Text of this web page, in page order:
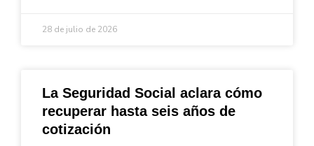
28 de julio de 2026
La Seguridad Social aclara cómo
recuperar hasta seis años de
cotización